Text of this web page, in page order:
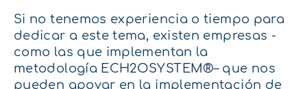
Si no tenemos experiencia o tiempo para
dedicar a este tema, existen empresas -
como las que implementan la
metodología ECH2OSYSTEM®– que nos
pueden apoyar en la implementación de